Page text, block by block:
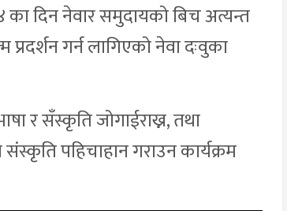
का दिन नेवार समुदायको बिच अत्यन्त
गर्न लागिएको नेवा दःवुका
र सँस्कृति जोगाईराख्न, तथा
पहिचाहान गराउन कार्यक्रम